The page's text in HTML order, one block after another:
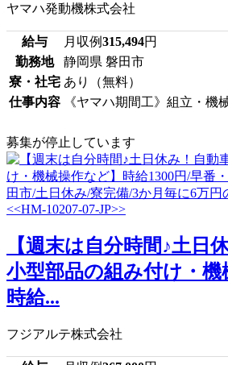
ヤマハ発動機株式会社
給与 月収例315,494円
勤務地
静岡県 磐田市
寮・社宅 あり（無料）
仕事内容
《ヤマハ期間工》組立・機
募集が停止しています
【週末は自分時間♪土日
小型部品の組み付け・機
時給...
フジアルテ株式会社